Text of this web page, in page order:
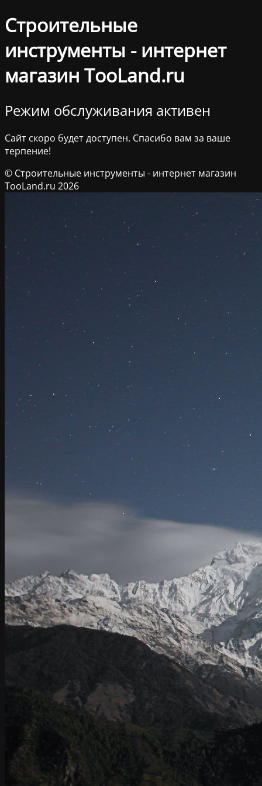
Строительные
инструменты - интернет
магазин TooLand.ru
Режим обслуживания активен
Сайт скоро будет доступен. Спасибо вам за ваше
терпение!
© Строительные инструменты - интернет магазин
TooLand.ru 2026